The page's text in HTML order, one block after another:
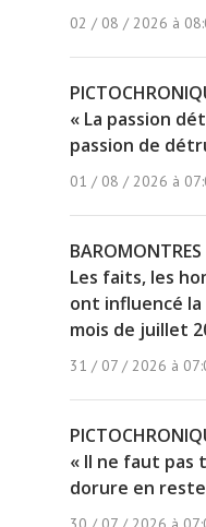
02 / 08 / 2026 à
« La passion
passion de
01 / 08 / 2026 à
Les faits, les
ont influencé
mois de juillet
31 / 07 / 2026 à
« Il ne faut pas
dorure en